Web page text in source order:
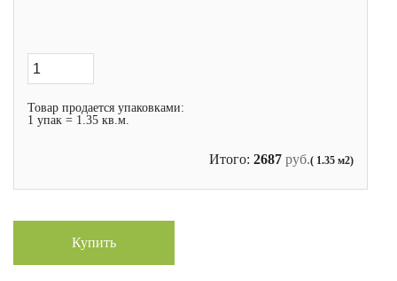
Товар продается упаковками:
1 упак = 1.35 кв.м.
Итого: 2687 руб.( 1.35 м2)
Купить